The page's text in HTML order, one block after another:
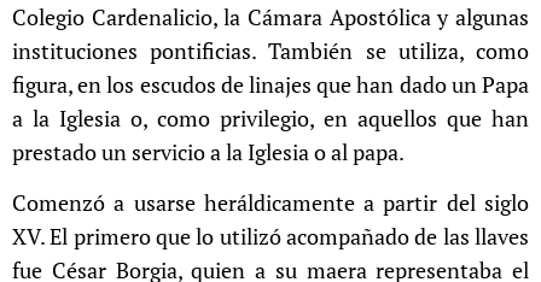
Colegio Cardenalicio, la Cámara Apostólica y algunas
instituciones pontificias. También se utiliza, como
figura, en los escudos de linajes que han dado un Papa
a la Iglesia o, como privilegio, en aquellos que han
prestado un servicio a la Iglesia o al papa.
Comenzó a usarse heráldicamente a partir del siglo
XV. El primero que lo utilizó acompañado de las llaves
fue César Borgia, quien a su maera representaba el